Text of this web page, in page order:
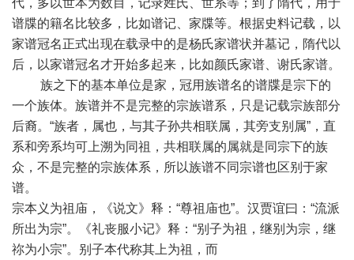
代，多以世本为数目，记录姓氏、世系等；到了隋代，用于
谱牒的籍名比较多，比如谱记、家牒等。根据史料记载，以
家谱冠名正式出现在载录中的是杨氏家谱状并墓记，隋代以
后，以家谱冠名才开始多起来，比如颜氏家谱、谢氏家谱。
族之下的基本单位是家，冠用族谱名的谱牒是宗下的
一个族体。族谱并不是完整的宗族谱系，只是记载宗族部分
后裔。“族者，属也，与其子孙共相联属，其旁支别属”，直
系和旁系均可上溯为同祖，共相联属的属就是同宗下的族
众，不是完整的宗族体系，所以族谱不同宗谱也区别于家
谱。
宗本义为祖庙，《说文》释：“尊祖庙也”。汉贾谊曰：“流派
所出为宗”。《礼丧服小记》释：“别子为祖，继别为宗，继
祢为小宗”。别子本代称其上为祖，而